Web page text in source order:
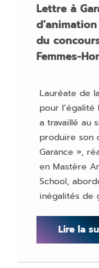
Lettre à
du
Femmes-
Lauréate de
pour l’égalité
a travaillé au
produire son
Garance »,
en Mastère
School,
inégalités de
Lire la